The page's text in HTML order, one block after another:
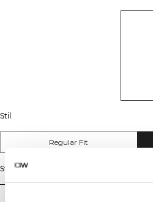
Stil
Regular Fit
Størrelse